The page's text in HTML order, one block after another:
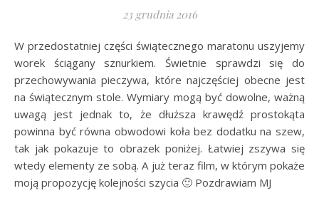
23 grudnia 2016
W przedostatniej części świątecznego maratonu uszyjemy
worek ściągany sznurkiem. Świetnie sprawdzi się do
przechowywania pieczywa, które najczęściej obecne jest
na świątecznym stole. Wymiary mogą być dowolne, ważną
uwagą jest jednak to, że dłuższa krawędź prostokąta
powinna być równa obwodowi koła bez dodatku na szew,
tak jak pokazuje to obrazek poniżej. Łatwiej zszywa się
wtedy elementy ze sobą. A już teraz film, w którym pokaże
moją propozycję kolejności szycia 🙂 Pozdrawiam MJ